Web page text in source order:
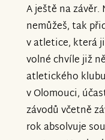
A ještě na
nemůžeš, tak
v atletice, která
volné chvíle již
atletického
v Olomouci,
závodů včetně
rok absolvuje